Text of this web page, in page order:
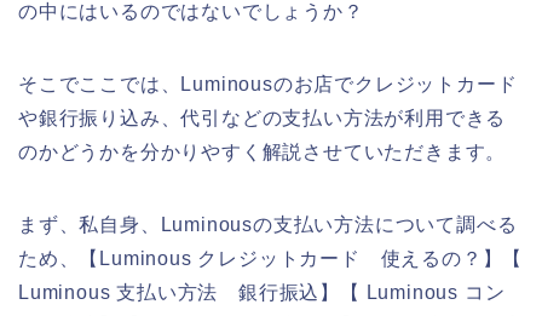
の中にはいるのではないでしょうか？
そこでここでは、Luminousのお店でクレジットカード
や銀行振り込み、代引などの支払い方法が利用できる
のかどうかを分かりやすく解説させていただきます。
まず、私自身、Luminousの支払い方法について調べる
ため、【Luminous クレジットカード 使えるの？】【
Luminous 支払い方法 銀行振込】【 Luminous コン